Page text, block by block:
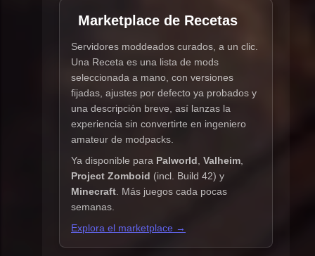
Marketplace de Recetas
Servidores moddeados curados, a un clic.
Una Receta es una lista de mods
seleccionada a mano, con versiones
fijadas, ajustes por defecto ya probados y
una descripción breve, así lanzas la
experiencia sin convertirte en ingeniero
amateur de modpacks.
Ya disponible para Palworld Valheim
Project Zomboid (incl. Build 42) y
Minecraft . Más juegos cada pocas
semanas.
Explora el marketplace →